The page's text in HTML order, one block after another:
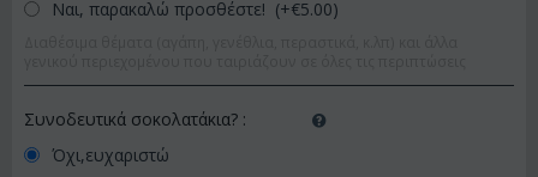
Ναι, παρακαλώ προσθέστε! (+€5.00)
Συνοδευτικά σοκολατάκια? :
Όχι,ευχαριστώ